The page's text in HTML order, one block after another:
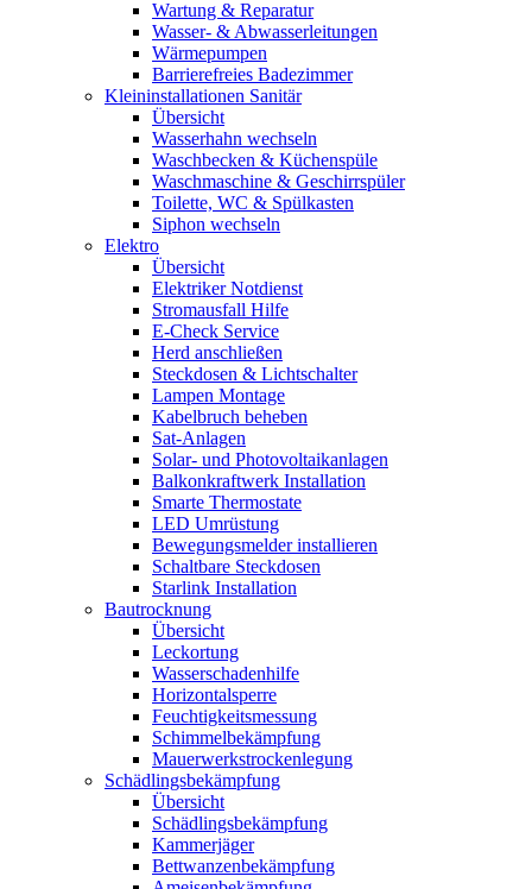
Wartung & Reparatur
Wasser- & Abwasserleitungen
Wärmepumpen
Barrierefreies Badezimmer
Kleininstallationen Sanitär
Übersicht
Wasserhahn wechseln
Waschbecken & Küchenspüle
Waschmaschine & Geschirrspüler
Toilette, WC & Spülkasten
Siphon wechseln
Elektro
Übersicht
Elektriker Notdienst
Stromausfall Hilfe
E-Check Service
Herd anschließen
Steckdosen & Lichtschalter
Lampen Montage
Kabelbruch beheben
Sat-Anlagen
Solar- und Photovoltaikanlagen
Balkonkraftwerk Installation
Smarte Thermostate
LED Umrüstung
Bewegungsmelder installieren
Schaltbare Steckdosen
Starlink Installation
Bautrocknung
Übersicht
Leckortung
Wasserschadenhilfe
Horizontalsperre
Feuchtigkeitsmessung
Schimmelbekämpfung
Mauerwerkstrockenlegung
Schädlingsbekämpfung
Übersicht
Schädlingsbekämpfung
Kammerjäger
Bettwanzenbekämpfung